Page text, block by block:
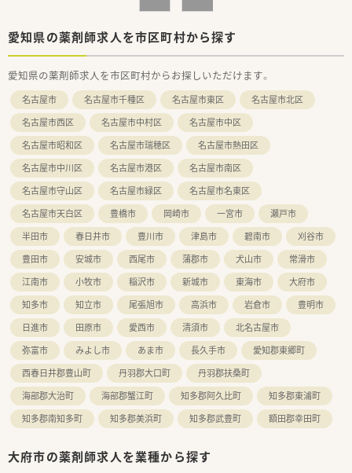
愛知県の薬剤師求人を市区町村から探す
愛知県の薬剤師求人を市区町村からお探しいただけます。
名古屋市 名古屋市千種区 名古屋市東区
名古屋市北区
名古屋市西区
名古屋市中村区
名古屋市中区
名古屋市昭和区
名古屋市瑞穂区
名古屋市熱田区
名古屋市中川区
名古屋市港区
名古屋市南区
名古屋市守山区
名古屋市緑区
名古屋市名東区
名古屋市天白区
豊橋市 岡崎市 一宮市
瀬戸市
半田市
春日井市 豊川市 津島市 碧南市
刈谷市
豊田市
安城市 西尾市 蒲郡市 犬山市
常滑市
江南市
小牧市 稲沢市 新城市 東海市
大府市
知多市
知立市 尾張旭市 高浜市 岩倉市
豊明市
日進市
田原市 愛西市 清須市
北名古屋市
弥富市
みよし市 あま市 長久手市
愛知郡東郷町
西春日井郡豊山町
丹羽郡大口町
丹羽郡扶桑町
海部郡大治町
海部郡蟹江町 知多郡阿久比町
知多郡東浦町
知多郡南知多町
知多郡美浜町 知多郡武豊町 額田郡幸田町
大府市の薬剤師求人を業種から探す